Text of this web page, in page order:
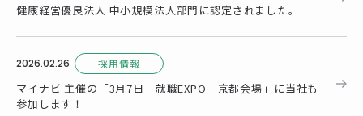
健康経営優良法人 中小規模法人部門に認定されました。
2026.02.26 採用情報
マイナビ 主催の「3月7日 就職EXPO 京都会場」に当社も
参加します！